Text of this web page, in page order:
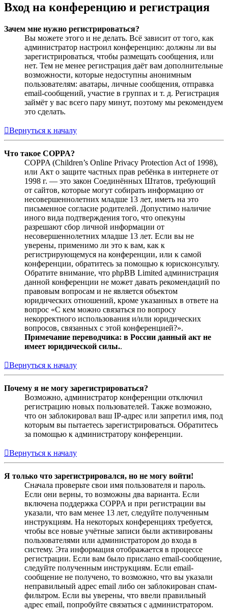
Вход на конференцию и регистрация
Зачем мне нужно регистрироваться?
Вы можете этого и не делать. Всё зависит от того, как
администратор настроил конференцию: должны ли вы
зарегистрироваться, чтобы размещать сообщения, или
нет. Тем не менее регистрация даёт вам дополнительные
возможности, которые недоступны анонимным
пользователям: аватары, личные сообщения, отправка
email-сообщений, участие в группах и т. д. Регистрация
займёт у вас всего пару минут, поэтому мы рекомендуем
это сделать.
Вернуться к началу
Что такое COPPA?
COPPA (Children’s Online Privacy Protection Act of 1998),
или Акт о защите частных прав ребёнка в интернете от
1998 г. — это закон Соединённых Штатов, требующий
от сайтов, которые могут собирать информацию от
несовершеннолетних младше 13 лет, иметь на это
письменное согласие родителей. Допустимо наличие
иного вида подтверждения того, что опекуны
разрешают сбор личной информации от
несовершеннолетних младше 13 лет. Если вы не
уверены, применимо ли это к вам, как к
регистрирующемуся на конференции, или к самой
конференции, обратитесь за помощью к юрисконсульту.
Обратите внимание, что phpBB Limited администрация
данной конференции не может давать рекомендаций по
правовым вопросам и не является объектом
юридических отношений, кроме указанных в ответе на
вопрос «С кем можно связаться по вопросу
некорректного использования и/или юридических
вопросов, связанных с этой конференцией?».
Примечание переводчика: в России данный акт не
имеет юридической силы..
Вернуться к началу
Почему я не могу зарегистрироваться?
Возможно, администратор конференции отключил
регистрацию новых пользователей. Также возможно,
что он заблокировал ваш IP-адрес или запретил имя, под
которым вы пытаетесь зарегистрироваться. Обратитесь
за помощью к администратору конференции.
Вернуться к началу
Я только что зарегистрировался, но не могу войти!
Сначала проверьте свои имя пользователя и пароль.
Если они верны, то возможны два варианта. Если
включена поддержка COPPA и при регистрации вы
указали, что вам менее 13 лет, следуйте полученным
инструкциям. На некоторых конференциях требуется,
чтобы все новые учётные записи были активированы
пользователями или администратором до входа в
систему. Эта информация отображается в процессе
регистрации. Если вам было прислано email-сообщение,
следуйте полученным инструкциям. Если email-
сообщение не получено, то возможно, что вы указали
неправильный адрес email либо он заблокирован спам-
фильтром. Если вы уверены, что ввели правильный
адрес email, попробуйте связаться с администратором.